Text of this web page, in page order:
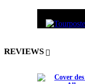
REVIEWS